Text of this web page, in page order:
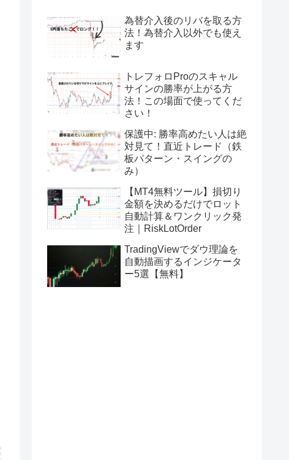
為替介入後のリバを取る方
法！為替介入以外でも使え
ます
トレフォロProのスキャル
サインの勝率が上がる方
法！この場面で使ってくだ
さい！
保護中: 勝率高めたい人は絶
対見て！直近トレード（鉄
板パターン・スイングの
み）
【MT4無料ツール】損切り
金額を決めるだけでロット
自動計算＆ワンクリック発
注｜RiskLotOrder
TradingViewでダウ理論を
自動描画するインジケータ
ー5選【無料】